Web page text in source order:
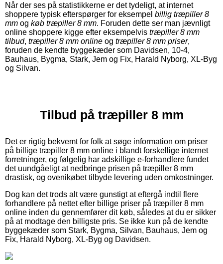
Når der ses på statistikkerne er det tydeligt, at internet
shoppere typisk efterspørger for eksempel billig træpiller 8
mm og køb træpiller 8 mm. Foruden dette ser man jævnligt
online shoppere kigge efter eksempelvis træpiller 8 mm
tilbud, træpiller 8 mm online og træpiller 8 mm priser,
foruden de kendte byggekæder som Davidsen, 10-4,
Bauhaus, Bygma, Stark, Jem og Fix, Harald Nyborg, XL-Byg
og Silvan.
Tilbud på træpiller 8 mm
Det er rigtig bekvemt for folk at søge information om priser
på billige træpiller 8 mm online i blandt forskellige internet
forretninger, og følgelig har adskillige e-forhandlere fundet
det uundgåeligt at nedbringe prisen på træpiller 8 mm
drastisk, og ovenikøbet tilbyde levering uden omkostninger.
Dog kan det trods alt være gunstigt at eftergå indtil flere
forhandlere på nettet efter billige priser på træpiller 8 mm
online inden du gennemfører dit køb, således at du er sikker
på at modtage den billigste pris. Se ikke kun på de kendte
byggekæder som Stark, Bygma, Silvan, Bauhaus, Jem og
Fix, Harald Nyborg, XL-Byg og Davidsen.